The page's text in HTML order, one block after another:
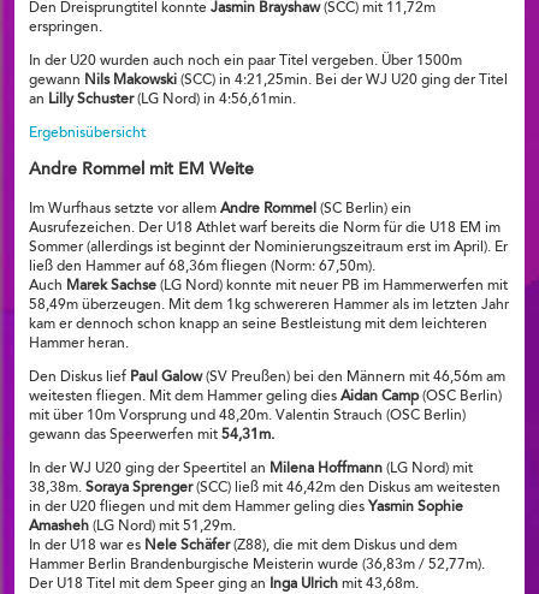
Den Dreisprungtitel konnte Jasmin Brayshaw(SCC) mit 11,72m
erspringen.
In der U20 wurden auch noch ein paar Titel vergeben. Über 1500m
gewann Nils Makowski (SCC) in 4:21,25min. Bei der WJ U20 ging der Titel
an Lilly Schuster(LG Nord) in 4:56,61min.
Ergebnisübersicht
Andre Rommel mit EM Weite
Im Wurfhaus setzte vor allem Andre Rommel (SC Berlin) ein
Ausrufezeichen. Der U18 Athlet warf bereits die Norm für die U18 EM im
Sommer (allerdings ist beginnt der Nominierungszeitraum erst im April). Er
ließ den Hammer auf 68,36m fliegen (Norm: 67,50m).
Auch Marek Sachse (LG Nord) konnte mit neuer PB im Hammerwerfen mit
58,49m überzeugen. Mit dem 1kg schwereren Hammer als im letzten Jahr
kam er dennoch schon knapp an seine Bestleistung mit dem leichteren
Hammer heran.
Den Diskus lief Paul Galow(SV Preußen) bei den Männern mit 46,56m am
weitesten fliegen. Mit dem Hammer geling dies Aidan Camp(OSC Berlin)
mit über 10m Vorsprung und 48,20m. Valentin Strauch (OSC Berlin)
gewann das Speerwerfen mit 54,31m.
In der WJ U20 ging der Speertitel an Milena Hoffmann (LG Nord) mit
38,38m. Soraya Sprenger(SCC) ließ mit 46,42m den Diskus am weitesten
in der U20 fliegen und mit dem Hammer geling dies Yasmin Sophie
Amasheh (LG Nord) mit 51,29m.
In der U18 war es Nele Schäfer(Z88), die mit dem Diskus und dem
Hammer Berlin Brandenburgische Meisterin wurde (36,83m / 52,77m).
Der U18 Titel mit dem Speer ging an
Inga Ulrich mit 43,68m.